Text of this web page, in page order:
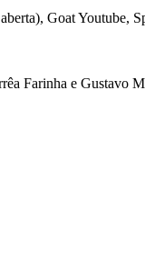
Goat Youtube,
Farinha e Gustavo